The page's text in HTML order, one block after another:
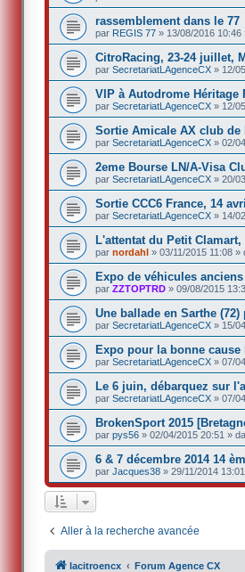
rassemblement dans le 77
par REGIS 77 » 13/08/2016 10:46
CitroRacing, 23-24 juillet,
parSecretariatLAgenceCX » 12/
VIP à Autodrome
parSecretariatLAgenceCX » 12/
Sortie Amicale AX club de
parSecretariatLAgenceCX »02/
2eme Bourse LN/A-Visa
parSecretariatLAgenceCX »20/
Sortie CCC6 France, 14
parSecretariatLAgenceCX » 14/
L'attentat du Petit Clamart,
parnordahl »03/11/2015 11:08 »
Expo de véhicules
parZZTOPTRD »09/08/2015
Une ballade en Sarthe
parSecretariatLAgenceCX » 15/
Expo pour la bonne cause
parSecretariatLAgenceCX »07/
Le 6 juin, débarquez sur
parSecretariatLAgenceCX »07/
BrokenSport 2015
parpys56 »02/04/2015 20:51 »
6 & 7 décembre 2014 14
parJacques38 »29/11/2014 13:01
Aller à la recherche avancée
lacitroencx Forum Agence CX